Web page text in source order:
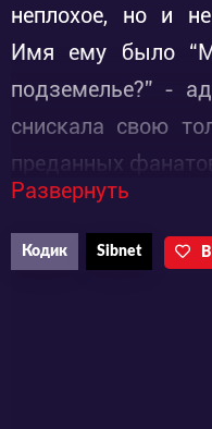
неплохое, но и
Имя ему было
подземелье?” -
снискала свою
преданных
Не прошло и 4
сезон этого
Развернуть
Кодик Sibnet